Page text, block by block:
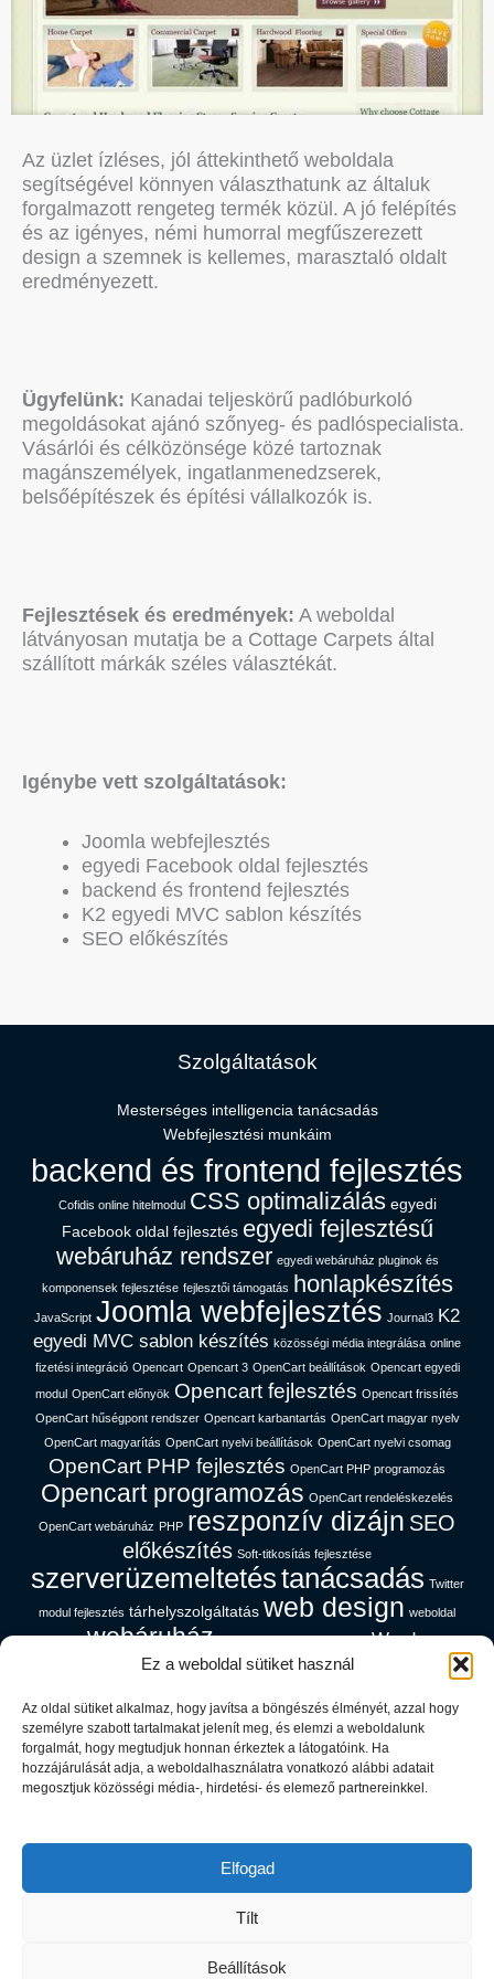
Ez a weboldal sütiket használ
Az oldal sütiket alkalmaz, hogy javítsa a böngészés élményét, azzal hogy
személyre szabott tartalmakat jelenít meg, és elemzi a weboldalunk
forgalmát, hogy megtudjuk honnan érkeztek a látogatóink. Ha
hozzájárulását adja, a weboldalhasználatra vonatkozó alábbi adatait
megosztjuk közösségi média-, hirdetési- és elemező partnereinkkel.
Elfogad
Tílt
Beállítások
Az üzlet ízléses, jól áttekinthető weboldala
segítségével könnyen választhatunk az általuk
forgalmazott rengeteg termék közül. A jó felépítés
és az igényes, némi humorral megfűszerezett
design a szemnek is kellemes, marasztaló oldalt
eredményezett.
Ügyfelünk: Kanadai teljeskörű padlóburkoló
megoldásokat ajánó szőnyeg- és padlóspecialista.
Vásárlói és célközönsége közé tartoznak
magánszemélyek, ingatlanmenedzserek,
belsőépítészek és építési vállalkozók is.
Fejlesztések és eredmények: A weboldal
látványosan mutatja be a Cottage Carpets által
szállított márkák széles választékát.
Igénybe vett szolgáltatások:
Joomla webfejlesztés
egyedi Facebook oldal fejlesztés
backend és frontend fejlesztés
K2 egyedi MVC sablon készítés
SEO előkészítés
Szolgáltatások
Mesterséges intelligencia tanácsadás​
Webfejlesztési munkáim
backend és frontend fejlesztés
Cofidis online hitelmodul CSS optimalizálás egyedi
Facebook oldal fejlesztés egyedi fejlesztésű
webáruház rendszer egyedi webáruház pluginok és
komponensek fejlesztése fejlesztői támogatás honlapkészítés
JavaScript Joomla webfejlesztés Journal3 K2
egyedi MVC sablon készítés közösségi média integrálása online
fizetési integráció Opencart Opencart 3 OpenCart beállítások Opencart egyedi
modul OpenCart előnyök Opencart fejlesztés Opencart frissítés
OpenCart hűségpont rendszer Opencart karbantartás OpenCart magyar nyelv
OpenCart magyarítás OpenCart nyelvi beállítások OpenCart nyelvi csomag
OpenCart PHP fejlesztés OpenCart PHP programozás
Opencart programozás OpenCart rendeléskezelés
OpenCart webáruház PHP reszponzív dizájn SEO
előkészítés Soft-titkosítás fejlesztése
szerverüzemeltetéstanácsadás Twitter
modul fejlesztés tárhelyszolgáltatás web design weboldal
webáruház
Wordpress
platform
Cég információk
Adatfeldolgozói Tájékoztató
Webmail